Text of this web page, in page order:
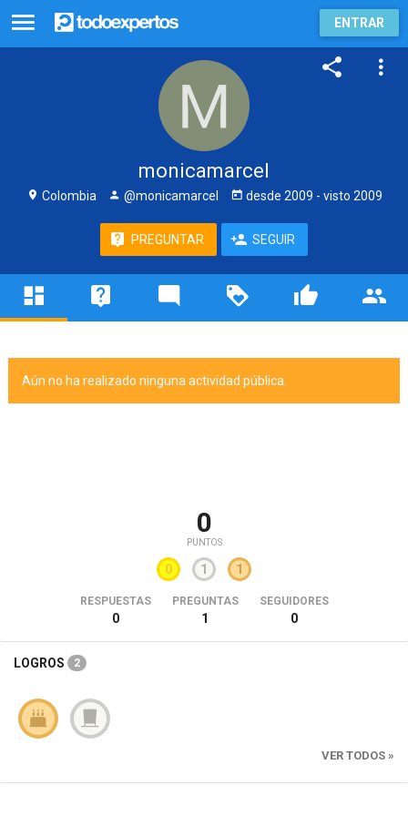
ENTRAR
monicamarcel
Colombia @monicamarcel desde 2009 - visto 2009
PREGUNTAR SEGUIR
Aún no ha realizado ninguna actividad pública.
0
PUNTOS
0 1 1
RESPUESTAS
0
PREGUNTAS
1
SEGUIDORES
0
LOGROS 2
VER TODOS »